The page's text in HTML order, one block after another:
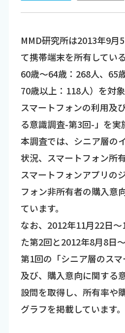
MMD研究所は2013年9月
て携帯端末を所有してい
60歳～64歳：268人、65
70歳以上：118人）を対
スマートフォンの利用及
る意識調査-第3回-」を実
本調査では、シニア層の
状況、スマートフォン所
スマートフォンアプリの
フォン非所有者の購入意
ています。
なお、2012年11月22日
た第2回と2012年8月8日
第1回の「シニア層のス
及び、購入意向に関する
設問を取得し、所有率や
グラフを掲載しています。